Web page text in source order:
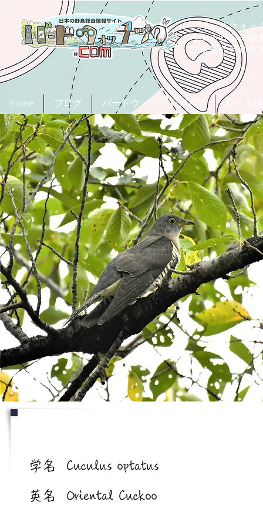
「バードウォッ
日本の野鳥の観
日本鳥類目録
Home ブログ バードウォッチング入門
82
学名 Cuculus optatus
英名 Oriental Cuckoo